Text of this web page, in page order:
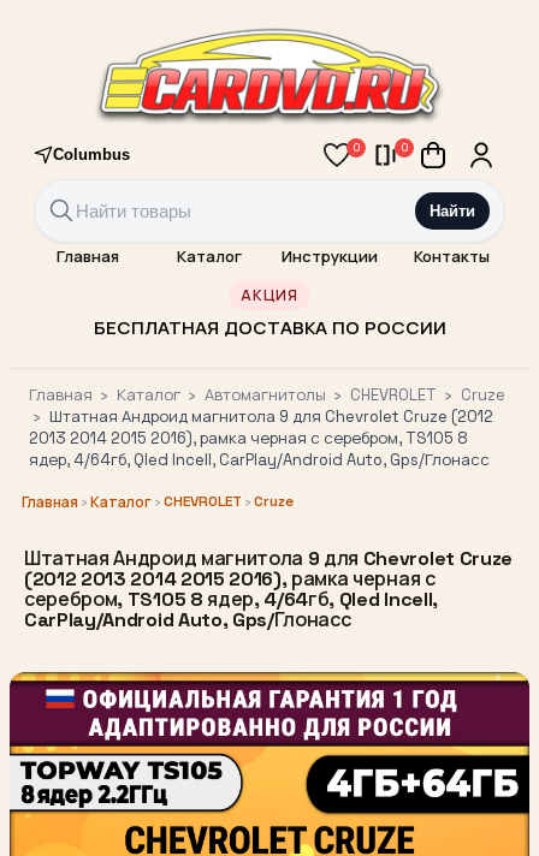
Columbus 0 0
Найти
Главная Каталог Инструкции Контакты
АКЦИЯ
БЕСПЛАТНАЯ ДОСТАВКА ПО РОССИИ
Главная › Каталог › Автомагнитолы › CHEVROLET › Cruze
› Штатная Андроид магнитола 9 для Chevrolet Cruze (2012
2013 2014 2015 2016), рамка черная с серебром, TS105 8
ядер, 4/64гб, Qled Incell, CarPlay/Android Auto, Gps/Глонасс
Главная ›Каталог›CHEVROLET ›Cruze
Штатная Андроид магнитола 9 для Chevrolet Cruze
(2012 2013 2014 2015 2016), рамка черная с
серебром, TS105 8 ядер, 4/64гб, Qled Incell,
CarPlay/Android Auto, Gps/Глонасс